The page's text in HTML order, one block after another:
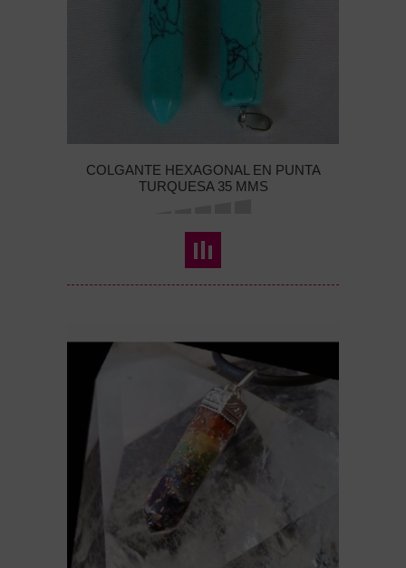
COLGANTE HEXAGONAL EN PUNTA
TURQUESA 35 MMS